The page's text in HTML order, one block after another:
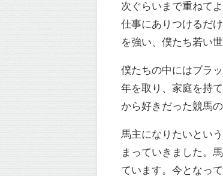
次ぐらいまで重ねて
仕事にありつけるだ
を強い、僕たち若い
僕たちの中にはブラ
年を取り、家庭を持
から好きだった競馬
馬主になりたいとい
まっていきました。
ています。今となっ